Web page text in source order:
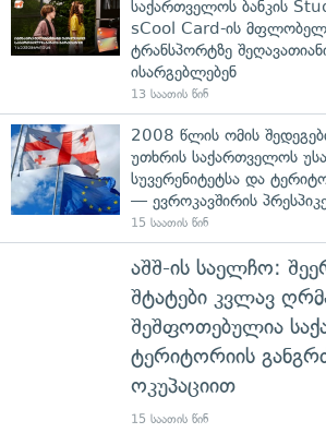
საქართველოს ბანკის
sCool Card-ის
ტრანსპორტზე
ისარგებლებენ
13 საათის წინ
2008 წლის ომის
უთხრის საქართველოს
სუვერენიტეტსა და
— ევროკავშირის
15 საათის წინ
აშშ-ის საელჩო:
შტატები კვლავ
შეშფოთებულია
ტერიტორიის
ოკუპაციით
15 საათის წინ